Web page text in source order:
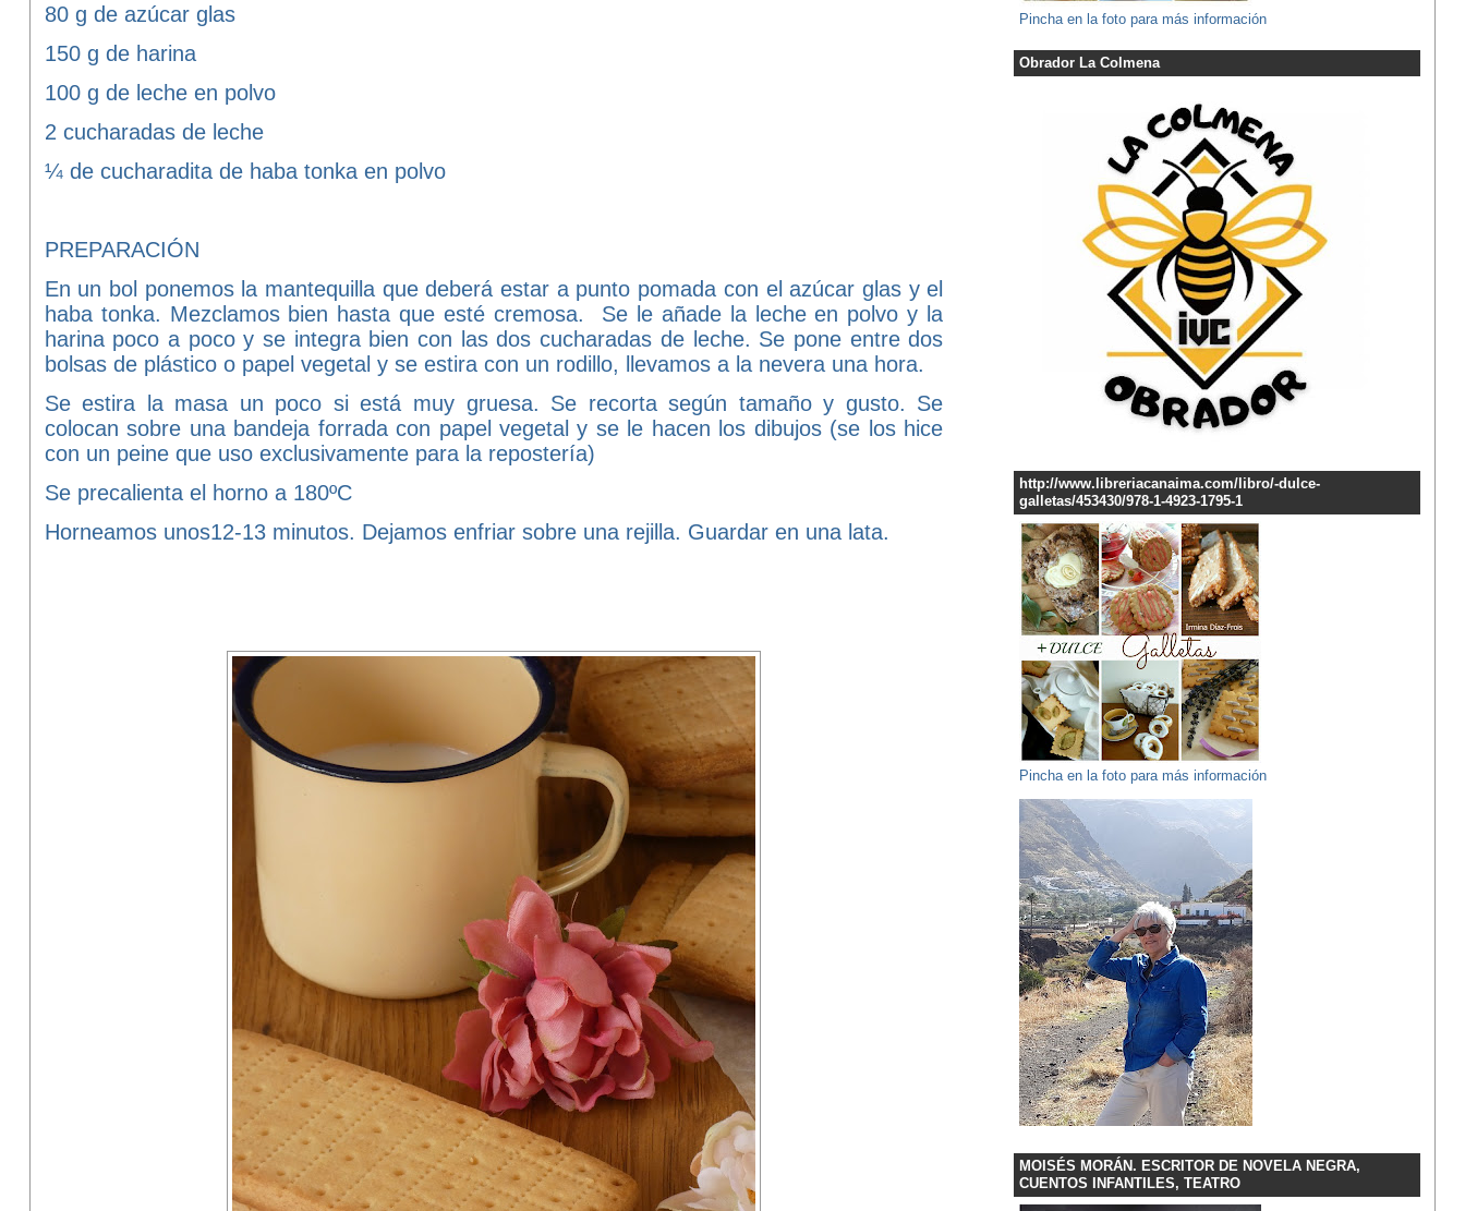
80 g de azúcar glas
150 g de harina
100 g de leche en polvo
2 cucharadas de leche
¼ de cucharadita de haba tonka en polvo
PREPARACIÓN
En un bol ponemos la mantequilla que deberá estar a punto pomada con el azúcar glas y el
haba tonka. Mezclamos bien hasta que esté cremosa. Se le añade la leche en polvo y la
harina poco a poco y se integra bien con las dos cucharadas de leche. Se pone entre dos
bolsas de plástico o papel vegetal y se estira con un rodillo, llevamos a la nevera una hora.
Se estira la masa un poco si está muy gruesa. Se recorta según tamaño y gusto. Se
colocan sobre una bandeja forrada con papel vegetal y se le hacen los dibujos (se los hice
con un peine que uso exclusivamente para la repostería)
Se precalienta el horno a 180ºC
Horneamos unos12-13 minutos. Dejamos enfriar sobre una rejilla. Guardar en una lata.
Pincha en la foto para más información
Obrador La Colmena
http://www.libreriacanaima.com/libro/-dulce-
galletas/453430/978-1-4923-1795-1
Pincha en la foto para más información
MOISÉS MORÁN. ESCRITOR DE NOVELA NEGRA,
CUENTOS INFANTILES, TEATRO